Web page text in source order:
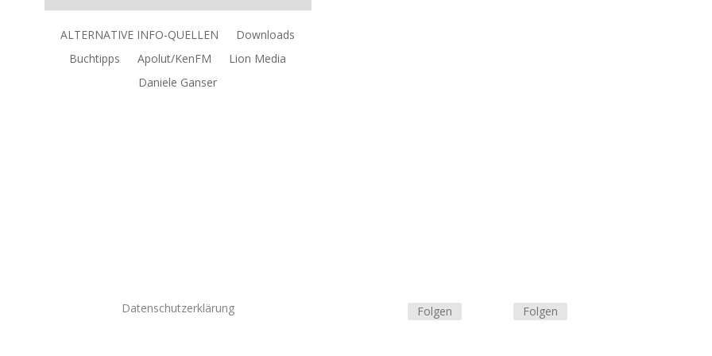
ALTERNATIVE INFO-QUELLEN
Downloads
Buchtipps
Apolut/KenFM
Lion Media
Daniele Ganser
Datenschutzerklärung Folgen Folgen